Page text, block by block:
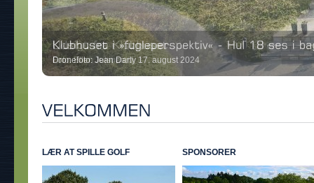
Foto: Ellen Julsgaard
LÆR AT SPILLE GOLF SPONSORER